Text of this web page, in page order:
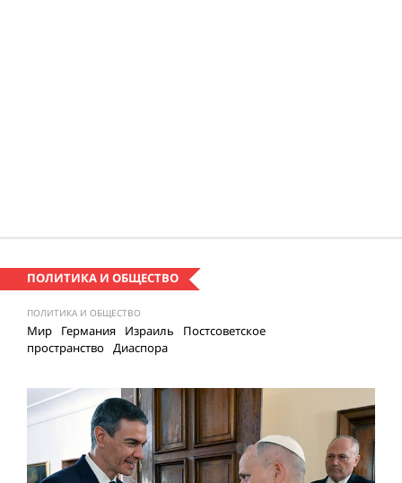
ПОЛИТИКА И ОБЩЕСТВО
ПОЛИТИКА И ОБЩЕСТВО
Мир Германия Израиль
Постсоветское
пространство Диаспора